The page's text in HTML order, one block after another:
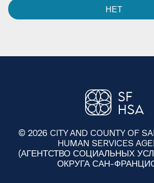
НЕТ​​
© 2026 CITY AND COUNTY OF
HUMAN SERVICES
(АГЕНТСТВО СОЦИАЛЬНЫХ
ОКРУГА САН-